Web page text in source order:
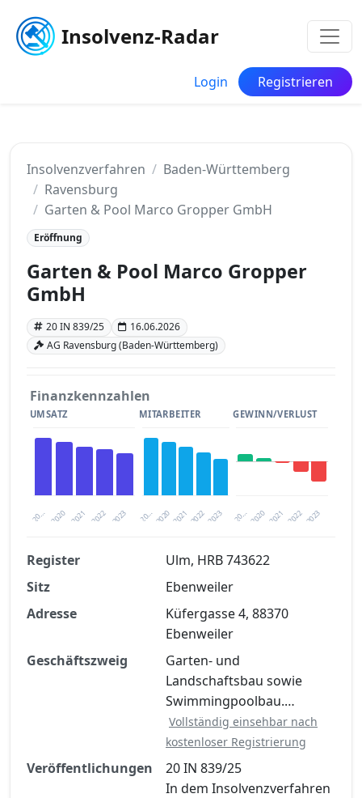
Insolvenz-Radar
Login Registrieren
Insolvenzverfahren
Baden-Württemberg
Ravensburg
Garten & Pool Marco Gropper GmbH
Eröffnung
Garten & Pool Marco Gropper
GmbH
20 IN 839/25
16.06.2026
AG Ravensburg (Baden-Württemberg)
Finanzkennzahlen
UMSATZ
20… 2021 2023
2020 2022
MITARBEITER
20… 2021 2023
2020 2022
GEWINN/VERLUST
20… 2021 2023
2020 2022
Finanzkennzahlen nach kostenloser
Registrierung verfügbar
Jetzt kostenlos registrieren
Register
Ulm, HRB 743622
Sitz
Ebenweiler
Adresse
Küfergasse 4, 88370
Ebenweiler
Geschäftszweig
Garten- und
Landschaftsbau sowie
Swimmingpoolbau.…
Vollständig einsehbar nach
kostenloser Registrierung
Veröffentlichungen
20 IN 839/25
In dem Insolvenzverfahren